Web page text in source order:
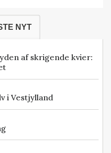
NYT
af skrigende kvier:
i Vestjylland